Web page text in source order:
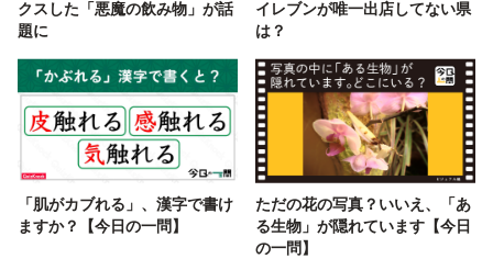
クスした「悪魔の飲み物」が話
題に
イレブンが唯一出店してない県
は？
「肌がカブれる」、漢字で書け
ますか？【今日の一問】
ただの花の写真？いいえ、「あ
る生物」が隠れています【今日
の一問】